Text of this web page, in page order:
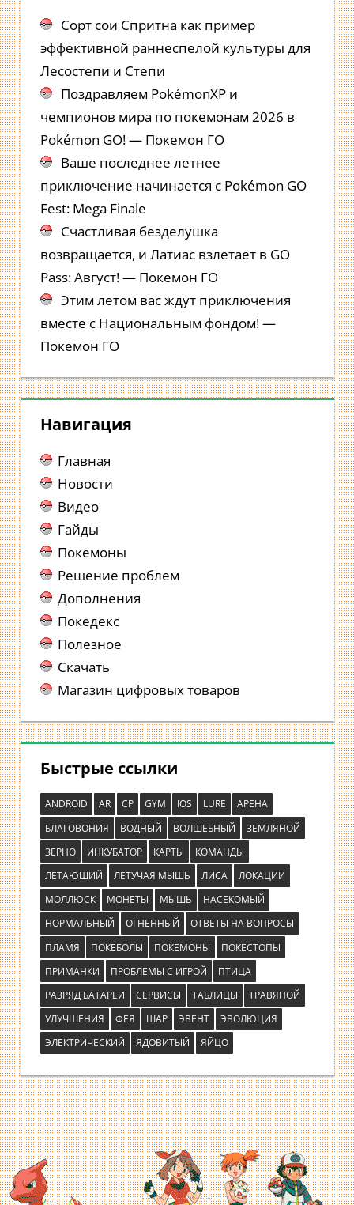
Сорт сои Спритна как пример
эффективной раннеспелой культуры для
Лесостепи и Степи
Поздравляем PokémonXP и
чемпионов мира по покемонам 2026 в
Pokémon GO! — Покемон ГО
Ваше последнее летнее
приключение начинается с Pokémon GO
Fest: Mega Finale
Счастливая безделушка
возвращается, и Латиас взлетает в GO
Pass: Август! — Покемон ГО
Этим летом вас ждут приключения
вместе с Национальным фондом! —
Покемон ГО
Навигация
Главная
Новости
Видео
Гайды
Покемоны
Решение проблем
Дополнения
Покедекс
Полезное
Скачать
Магазин цифровых товаров
Быстрые ссылки
ANDROID AR CP GYM IOS LURE
АРЕНА
БЛАГОВОНИЯ
ВОДНЫЙ ВОЛШЕБНЫЙ
ЗЕМЛЯНОЙ
ЗЕРНО
ИНКУБАТОР КАРТЫ
КОМАНДЫ
ЛЕТАЮЩИЙ
ЛЕТУЧАЯ МЫШЬ ЛИСА
ЛОКАЦИИ
МОЛЛЮСК
МОНЕТЫ МЫШЬ
НАСЕКОМЫЙ
НОРМАЛЬНЫЙ
ОГНЕННЫЙ
ОТВЕТЫ НА ВОПРОСЫ
ПЛАМЯ
ПОКЕБОЛЫ ПОКЕМОНЫ
ПОКЕСТОПЫ
ПРИМАНКИ
ПРОБЛЕМЫ С ИГРОЙ
ПТИЦА
РАЗРЯД БАТАРЕИ
СЕРВИСЫ ТАБЛИЦЫ
ТРАВЯНОЙ
УЛУЧШЕНИЯ
ФЕЯ ШАР ЭВЕНТ
ЭВОЛЮЦИЯ
ЭЛЕКТРИЧЕСКИЙ
ЯДОВИТЫЙ ЯЙЦО